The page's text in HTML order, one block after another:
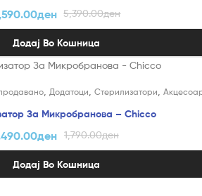
5,390.00ден
ден
Додај Во Кошница
, Додатоци, Стерилизатори,
За Микробранова – Chicco
1,790.00ден
ден
Додај Во Кошница